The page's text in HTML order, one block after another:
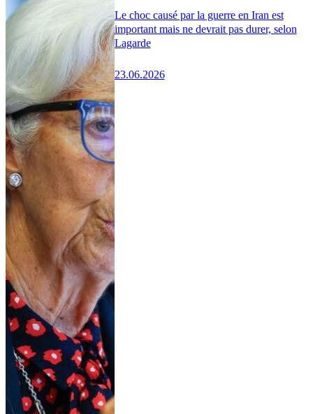
Le choc causé par la guerre en Iran est
important mais ne devrait pas durer, selon
Lagarde
23.06.2026